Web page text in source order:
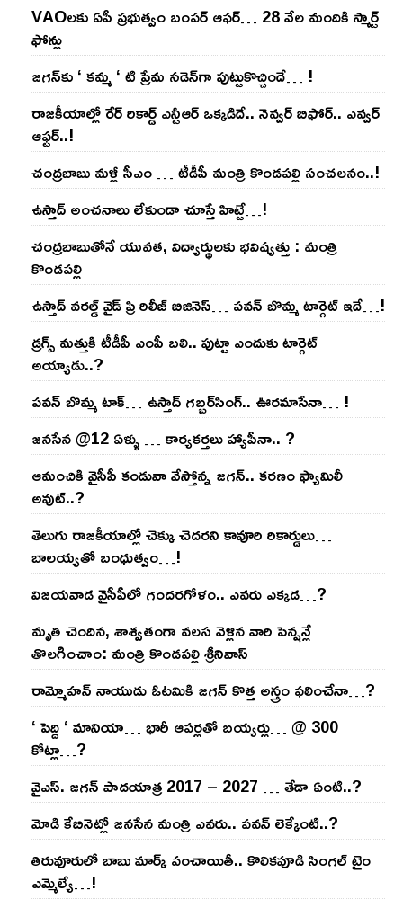
VAOల‌కు ఏపీ ప్ర‌భుత్వం బంప‌ర్ ఆఫ‌ర్‌… 28 వేల మందికి స్మార్ట్
ఫోన్లు
జ‌గ‌న్‌కు ‘ క‌మ్మ ‘ టి ప్రేమ స‌డెన్‌గా పుట్టుకొచ్చిందే… !
రాజ‌కీయాల్లో రేర్ రికార్డ్ ఎన్టీఆర్ ఒక్క‌డిదే.. నెవ్వ‌ర్ బిఫోర్‌.. ఎవ్వ‌ర్
ఆఫ్ట‌ర్‌..!
చంద్ర‌బాబు మ‌ళ్లీ సీఎం … టీడీపీ మంత్రి కొండ‌ప‌ల్లి సంచ‌ల‌నం..!
ఉస్తాద్ అంచ‌నాలు లేకుండా చూస్తే హిట్టే…!
చంద్ర‌బాబుతోనే యువ‌త‌, విద్యార్థుల‌కు భ‌విష్య‌త్తు : మంత్రి
కొండ‌ప‌ల్లి
ఉస్తాద్ వ‌ర‌ల్డ్ వైడ్ ప్రి రిలీజ్ బిజినెస్‌… ప‌వ‌న్ బొమ్మ టార్గెట్ ఇదే…!
డ్రగ్స్ మత్తుకి టీడీపీ ఎంపీ బలి.. పుట్టా ఎందుకు టార్గెట్
అయ్యాడు..?
ప‌వ‌న్ బొమ్మ టాక్‌… ఉస్తాద్ గ‌బ్బ‌ర్‌సింగ్‌.. ఊర‌మాసేనా… !
జనసేన @12 ఏళ్ళు … కార్యకర్తలు హ్యాపీనా.. ?
ఆమంచికి వైసీపీ కండువా వేస్తోన్న జ‌గ‌న్‌.. క‌ర‌ణం ఫ్యామిలీ
అవుట్‌..?
తెలుగు రాజ‌కీయాల్లో చెక్కు చెద‌ర‌ని కావూరి రికార్డులు…
బాల‌య్యతో బంధుత్వం…!
విజ‌య‌వాడ వైసీపీలో గంద‌ర‌గోళం.. ఎవ‌రు ఎక్క‌డ‌…?
మృతి చెందిన, శాశ్వతంగా వలస వెళ్లిన వారి పెన్ష‌న్లే
తొల‌గించాం: మంత్రి కొండపల్లి శ్రీనివాస్
రామ్మోహ‌న్ నాయుడు ఓట‌మికి జ‌గ‌న్ కొత్త అస్త్రం ఫ‌లించేనా…?
‘ పెద్ది ‘ మానియా… భారీ ఆప‌ర్ల‌తో బ‌య్య‌ర్లు… @ 300
కోట్లా…?
వైఎస్‌. జ‌గ‌న్ పాద‌యాత్ర 2017 – 2027 … తేడా ఏంటి..?
మోడి కేబినెట్లో జ‌నసేన మంత్రి ఎవ‌రు.. ప‌వ‌న్ లెక్కేంటి..?
తిరువూరులో బాబు మార్క్ పంచాయితీ.. కొలిక‌పూడి సింగ‌ల్ టైం
ఎమ్మెల్యే…!